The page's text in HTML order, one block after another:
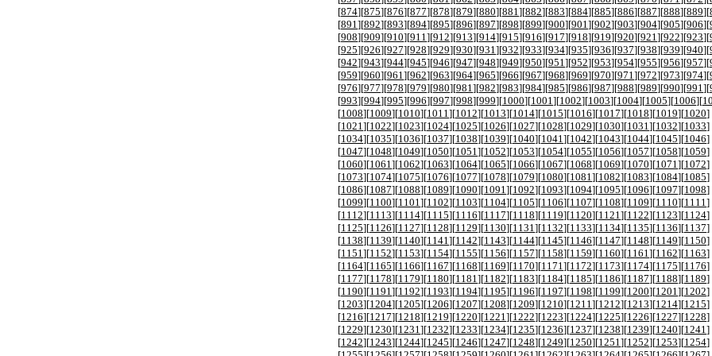
[874][875][876][877][878][879][880][881][882][883][884][885][886][887][888][889][
[891][892][893][894][895][896][897][898][899][900][901][902][903][904][905][906][
[908][909][910][911][912][913][914][915][916][917][918][919][920][921][922][923][
[925][926][927][928][929][930][931][932][933][934][935][936][937][938][939][940][
[942][943][944][945][946][947][948][949][950][951][952][953][954][955][956][957][
[959][960][961][962][963][964][965][966][967][968][969][970][971][972][973][974][
[976][977][978][979][980][981][982][983][984][985][986][987][988][989][990][991][
[993][994][995][996][997][998][999][1000][1001][1002][1003][1004][1005][1006][
[1008][1009][1010][1011][1012][1013][1014][1015][1016][1017][1018][1019][1020]
[1021][1022][1023][1024][1025][1026][1027][1028][1029][1030][1031][1032][1033]
[1034][1035][1036][1037][1038][1039][1040][1041][1042][1043][1044][1045][1046]
[1047][1048][1049][1050][1051][1052][1053][1054][1055][1056][1057][1058][1059]
[1060][1061][1062][1063][1064][1065][1066][1067][1068][1069][1070][1071][1072]
[1073][1074][1075][1076][1077][1078][1079][1080][1081][1082][1083][1084][1085]
[1086][1087][1088][1089][1090][1091][1092][1093][1094][1095][1096][1097][1098]
[1099][1100][1101][1102][1103][1104][1105][1106][1107][1108][1109][1110][1111]
[1112][1113][1114][1115][1116][1117][1118][1119][1120][1121][1122][1123][1124]
[1125][1126][1127][1128][1129][1130][1131][1132][1133][1134][1135][1136][1137]
[1138][1139][1140][1141][1142][1143][1144][1145][1146][1147][1148][1149][1150]
[1151][1152][1153][1154][1155][1156][1157][1158][1159][1160][1161][1162][1163]
[1164][1165][1166][1167][1168][1169][1170][1171][1172][1173][1174][1175][1176]
[1177][1178][1179][1180][1181][1182][1183][1184][1185][1186][1187][1188][1189]
[1190][1191][1192][1193][1194][1195][1196][1197][1198][1199][1200][1201][1202]
[1203][1204][1205][1206][1207][1208][1209][1210][1211][1212][1213][1214][1215]
[1216][1217][1218][1219][1220][1221][1222][1223][1224][1225][1226][1227][1228]
[1229][1230][1231][1232][1233][1234][1235][1236][1237][1238][1239][1240][1241]
[1242][1243][1244][1245][1246][1247][1248][1249][1250][1251][1252][1253][1254]